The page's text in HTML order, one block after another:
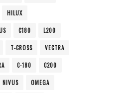
HILUX
C180 L200
T-CROSS VECTRA
C-180 C200
NIVUS OMEGA